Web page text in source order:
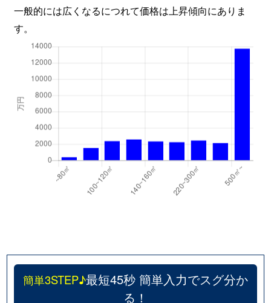
一般的には広くなるにつれて価格は上昇傾向にありま
す。
簡単3STEP♪最短45秒 簡単入力でスグ分か
る！